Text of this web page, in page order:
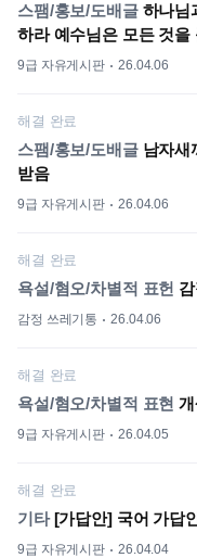
스팸/홍보/도배글하나님
하라 예수님은 모든 것
9급 자유게시판 26.04.06
해결 완료
스팸/홍보/도배글남자새
받음
9급 자유게시판 26.04.06
해결 완료
욕설/혐오/차별적 표헌
감정 쓰레기통 26.04.06
해결 완료
욕설/혐오/차별적 표현
9급 자유게시판 26.04.05
해결 완료
기타[가답안] 국어 가답
9급 자유게시판 26.04.04